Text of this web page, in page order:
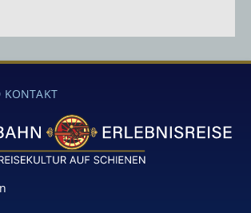
KONTAKT